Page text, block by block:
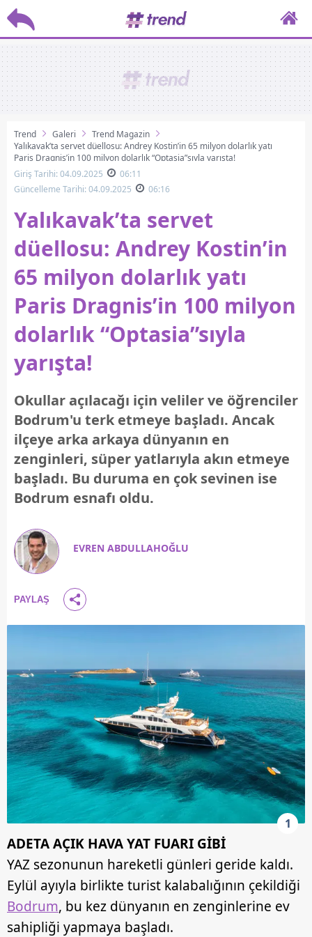
Trend Galeri
Trend Magazin
​Yalıkavak’ta servet düellosu:​​ Andrey Kostin’in 65 milyon dolarlık yatı
Paris Dragnis’in 100 milyon dolarlık “Optasia”sıyla yarışta!
Giriş Tarihi: 04.09.2025
06:11
Güncelleme Tarihi: 04.09.2025
06:16
​Yalıkavak’ta servet
düellosu:​​ Andrey Kostin’in
65 milyon dolarlık yatı
Paris Dragnis’in 100 milyon
dolarlık “Optasia”sıyla
yarışta!
Okullar açılacağı için veliler ve öğrenciler
Bodrum'u terk etmeye başladı. Ancak
ilçeye arka arkaya dünyanın en
zenginleri, süper yatlarıyla akın etmeye
başladı. Bu duruma en çok sevinen ise
Bodrum esnafı oldu.
EVREN ABDULLAHOĞLU
PAYLAŞ
1
ADETA AÇIK HAVA YAT FUARI GİBİ
YAZ sezonunun hareketli günleri geride kaldı.
Eylül ayıyla birlikte turist kalabalığının çekildiği
Bodrum, bu kez dünyanın en zenginlerine ev
sahipliği yapmaya başladı.